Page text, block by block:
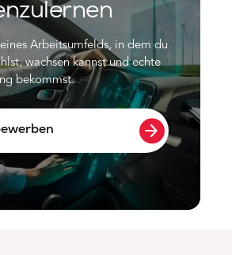
Arbeitsumfelds, in dem du
wachsen kannst und echte
bekommst.
arrow_forward